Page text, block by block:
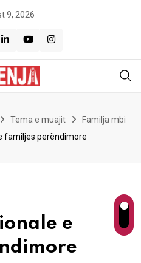
9, 2026
Tema e muajit
Familja mbi
familjes perëndimore
e